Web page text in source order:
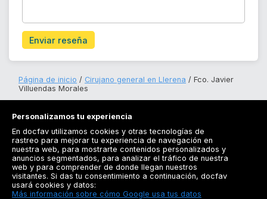
Enviar reseña
Página de inicio Cirujano general en Llerena
Fco. Javier
Villuendas Morales
Registrarse
Docfav
Personalizamos tu experiencia
En docfav utilizamos cookies y otras tecnologías de
rastreo para mejorar tu experiencia de navegación en
nuestra web, para mostrarte contenidos personalizados y
anuncios segmentados, para analizar el tráfico de nuestra
web y para comprender de donde llegan nuestros
visitantes. Si das tu consentimiento a continuación, docfav
usará cookies y datos:
Más información sobre cómo Google usa tus datos